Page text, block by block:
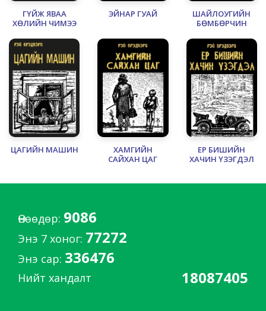
ГҮЙЖ ЯВАА
ХӨЛИЙН ЧИМЭЭ
ЭЙНАР ГУАЙ
ШАЙЛОУГИЙН
БӨМБӨРЧИН
ЦАГИЙН МАШИН
ХАМГИЙН
САЙХАН ЦАГ
ЕР БИШИЙН
ХАЧИН ҮЗЭГДЭЛ
Өнөөдөр: 9086
Энэ 7 хоног: 77272
Энэ сар: 336476
Нийт хандалт 18087405